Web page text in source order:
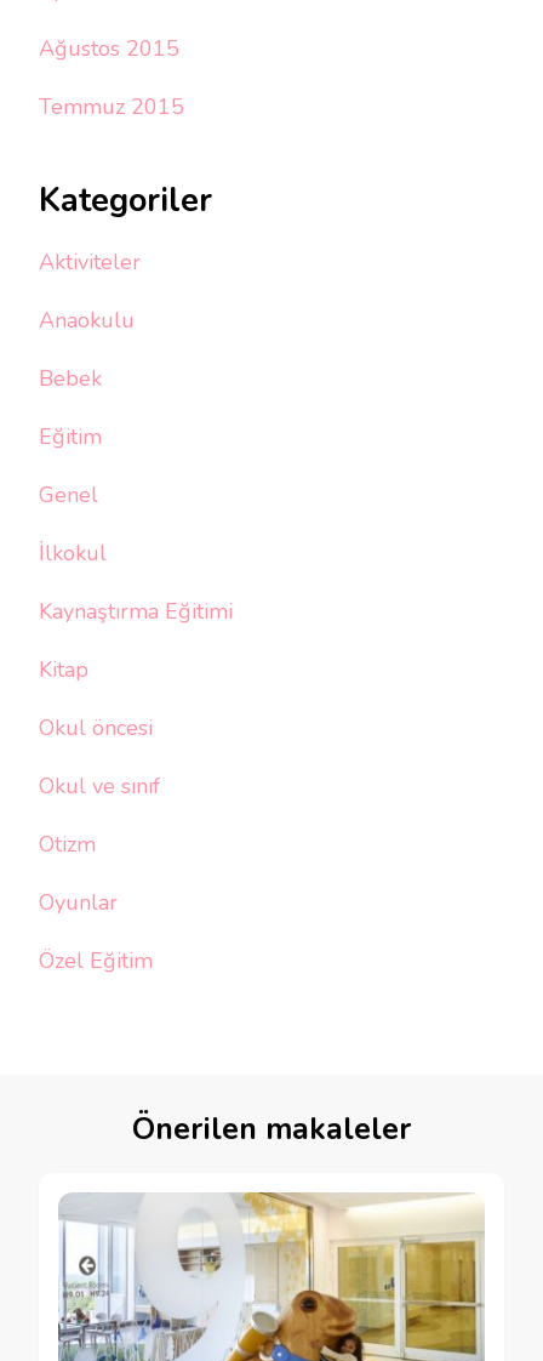
Ağustos 2015
Temmuz 2015
Kategoriler
Aktiviteler
Anaokulu
Bebek
Eğitim
Genel
İlkokul
Kaynaştırma Eğitimi
Kitap
Okul öncesi
Okul ve sınıf
Otizm
Oyunlar
Özel Eğitim
Önerilen makaleler